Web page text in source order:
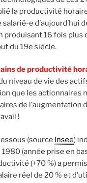
la productivité
e d’aujourd’hui
produisant 16 fois plus
du 19e siècle.
de productivité
niveau de vie des
que les actionnaires
de l’augmentation
!
(source Insee)
(année prise en
(+70 %) a permis
réel de 20 % et